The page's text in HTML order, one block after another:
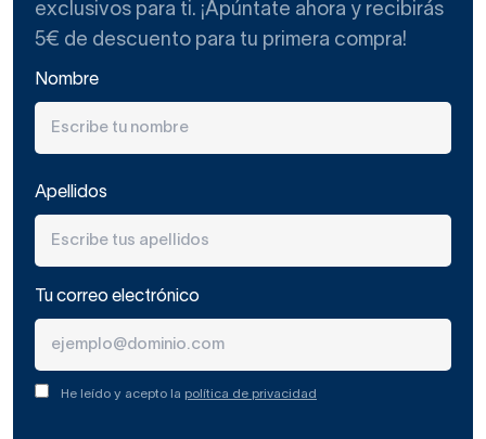
exclusivos para ti. ¡Apúntate ahora y recibirás
5€ de descuento para tu primera compra!
Nombre
Apellidos
Tu correo electrónico
He leído y acepto la política de privacidad